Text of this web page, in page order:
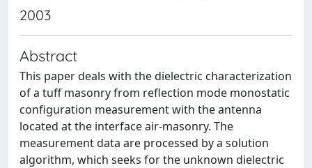
2003
Abstract
This paper deals with the dielectric characterization
of a tuff masonry from reflection mode monostatic
configuration measurement with the antenna
located at the interface air-masonry. The
measurement data are processed by a solution
algorithm, which seeks for the unknown dielectric